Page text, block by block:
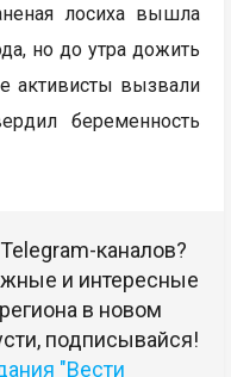
лосиха вышла
но до утра дожить
активисты вызвали
беременность
каналов?
и интересные
в новом
подписывайся!
"Вести